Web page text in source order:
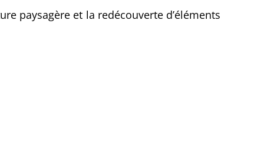
paysagère et la redécouverte d’éléments